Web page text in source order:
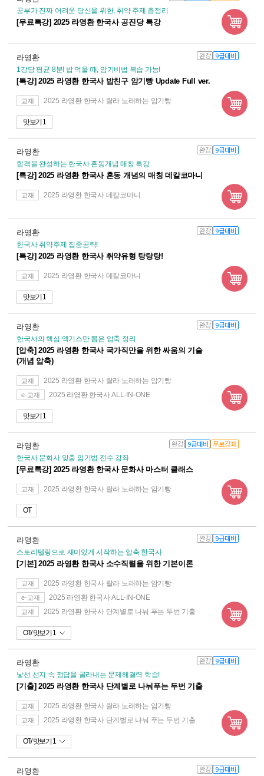
공부가 진짜 어려운 당신을 위한, 취약 주제 총정리
[무료특강] 2025 라영환 한국사 공진당 특강
라영환 완강 9급대비
1강당 평균 8분! 밥 먹을 때, 암기비법 복습 가능!
[특강] 2025 라영환 한국사 밥친구 암기빵 Update Full ver.
교재 2025 라영환 한국사 랄라 노래하는 암기빵
맛보기 1
라영환 완강 9급대비
합격을 완성하는 한국사 혼동개념 매칭 특강
[특강] 2025 라영환 한국사 혼동 개념의 매칭 데칼코마니
교재 2025 라영환 한국사 데칼코마니
라영환 완강 9급대비
한국사 취약주제 집중공략!
[특강] 2025 라영환 한국사 취약유형 탕탕탕!
교재 2025 라영환 한국사 데칼코마니
맛보기 1
라영환 완강 9급대비
한국사의 핵심 엑기스만 뽑은 압축 정리
[압축] 2025 라영환 한국사 국가직만을 위한 싸움의 기술
(개념 압축)
교재 2025 라영환 한국사 랄라 노래하는 암기빵
e-교재 2025 라영환 한국사 ALL-IN-ONE
맛보기 1
라영환 완강 9급대비 무료강좌
한국사 문화사 맞춤 암기법 전수 강좌
[무료특강] 2025 라영환 한국사 문화사 마스터 클래스
교재 2025 라영환 한국사 랄라 노래하는 암기빵
OT
라영환 완강 9급대비
스토리텔링으로 재미있게 시작하는 압축 한국사
[기본] 2025 라영환 한국사 소수직렬을 위한 기본이론
교재 2025 라영환 한국사 랄라 노래하는 암기빵
e-교재 2025 라영환 한국사 ALL-IN-ONE
교재 2025 라영환 한국사 단계별로 나눠 푸는 두번 기출
OT 맛보기 1
라영환 완강 9급대비
낯선 선지 속 정답을 골라내는 문제해결력 학습!
[기출] 2025 라영환 한국사 단계별로 나눠푸는 두번 기출
교재 2025 라영환 한국사 랄라 노래하는 암기빵
교재 2025 라영환 한국사 단계별로 나눠 푸는 두번 기출
OT 맛보기 1
라영환 완강 9급대비